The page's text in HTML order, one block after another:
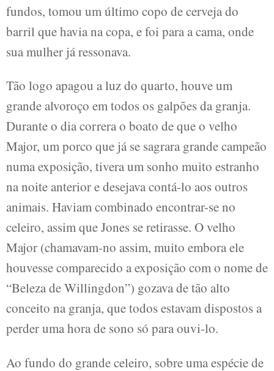
fundos, tomou um último copo de cerveja do
barril que havia na copa, e foi para a cama, onde
sua mulher já ressonava.
Tão logo apagou a luz do quarto, houve um
grande alvoroço em todos os galpões da granja.
Durante o dia correra o boato de que o velho
Major, um porco que já se sagrara grande campeão
numa exposição, tivera um sonho muito estranho
na noite anterior e desejava contá-lo aos outros
animais. Haviam combinado encontrar-se no
celeiro, assim que Jones se retirasse. O velho
Major (chamavam-no assim, muito embora ele
houvesse comparecido a exposição com o nome de
“Beleza de Willingdon”) gozava de tão alto
conceito na granja, que todos estavam dispostos a
perder uma hora de sono só para ouvi-lo.
Ao fundo do grande celeiro, sobre uma espécie de